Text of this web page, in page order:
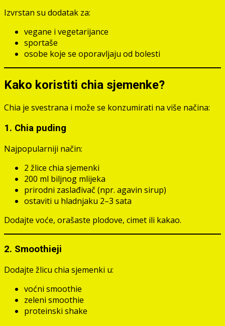
Izvrstan su dodatak za:
vegane i vegetarijance
sportaše
osobe koje se oporavljaju od bolesti
Kako koristiti chia sjemenke?
Chia je svestrana i može se konzumirati na više načina:
1. Chia puding
Najpopularniji način:
2 žlice chia sjemenki
200 ml biljnog mlijeka
prirodni zaslađivač (npr. agavin sirup)
ostaviti u hladnjaku 2–3 sata
Dodajte voće, orašaste plodove, cimet ili kakao.
2. Smoothieji
Dodajte žlicu chia sjemenki u:
voćni smoothie
zeleni smoothie
proteinski shake